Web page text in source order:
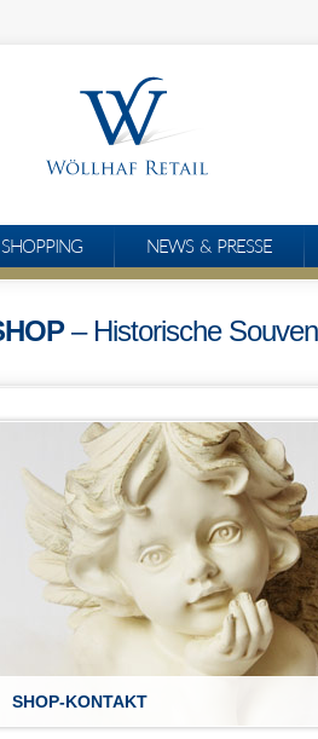
NEWS & PRESSE
– Historische
SHOP-KONTAKT